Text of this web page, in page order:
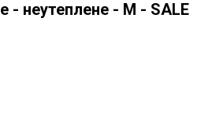
- неутеплене - M - SALE